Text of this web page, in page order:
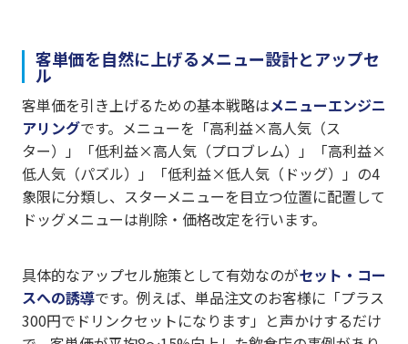
客単価を自然に上げるメニュー設計とアップセ
ル
客単価を引き上げるための基本戦略はメニューエンジニ
アリングです。メニューを「高利益×高人気（ス
ター）」「低利益×高人気（プロブレム）」「高利益×
低人気（パズル）」「低利益×低人気（ドッグ）」の4
象限に分類し、スターメニューを目立つ位置に配置して
ドッグメニューは削除・価格改定を行います。
具体的なアップセル施策として有効なのがセット・コー
スへの誘導です。例えば、単品注文のお客様に「プラス
300円でドリンクセットになります」と声かけするだけ